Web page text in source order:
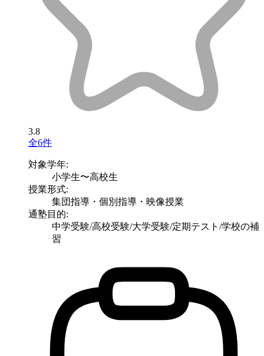
3.8
全6件
対象学年:
小学生〜高校生
授業形式:
集団指導・個別指導・映像授業
通塾目的:
中学受験/高校受験/大学受験/定期テスト/学校の補
習